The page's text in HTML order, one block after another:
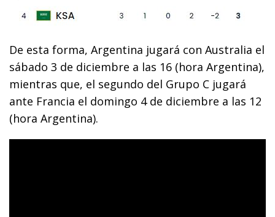
De esta forma, Argentina jugará con Australia el
sábado 3 de diciembre a las 16 (hora Argentina),
mientras que, el segundo del Grupo C jugará
ante Francia el domingo 4 de diciembre a las 12
(hora Argentina).